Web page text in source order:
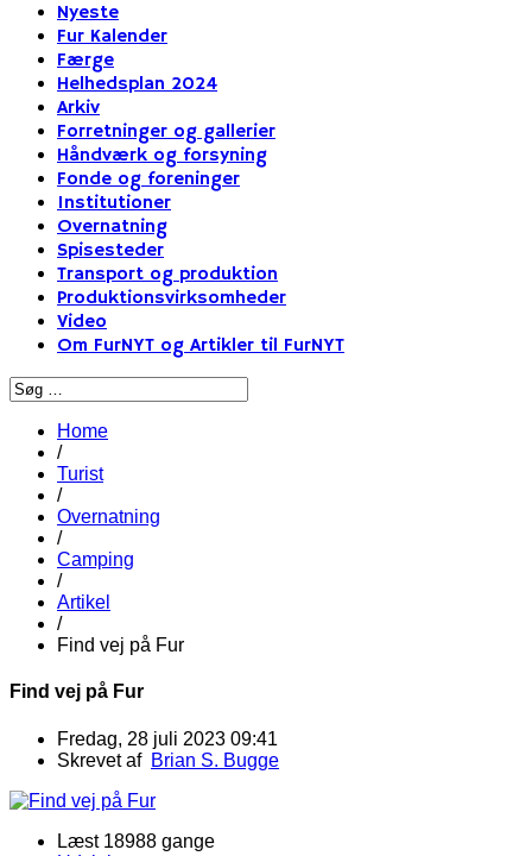
Nyeste
Fur Kalender
Færge
Helhedsplan 2024
Arkiv
Forretninger og gallerier
Håndværk og forsyning
Fonde og foreninger
Institutioner
Overnatning
Spisesteder
Transport og produktion
Produktionsvirksomheder
Video
Om FurNYT og Artikler til FurNYT
Home
/
Turist
/
Overnatning
/
Camping
/
Artikel
/
Find vej på Fur
Find vej på Fur
Fredag, 28 juli 2023 09:41
Skrevet af Brian S. Bugge
Læst 18988 gange